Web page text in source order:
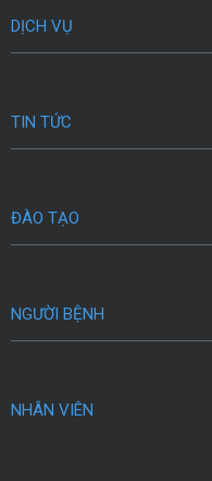
DỊCH VỤ
TIN TỨC
ĐÀO TẠO
NGƯỜI BỆNH
NHÂN VIÊN